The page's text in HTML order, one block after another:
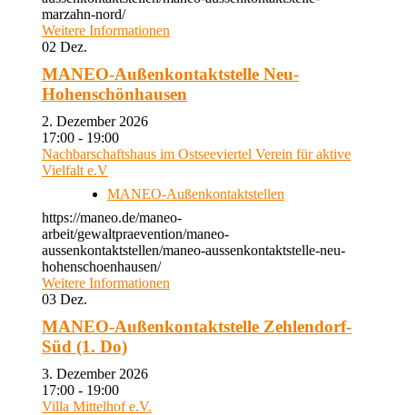
marzahn-nord/
Weitere Informationen
02 Dez.
MANEO-Außenkontaktstelle Neu-
Hohenschönhausen
2. Dezember 2026
17:00 - 19:00
Nachbarschaftshaus im Ostseeviertel Verein für aktive
Vielfalt e.V
MANEO-Außenkontaktstellen
https://maneo.de/maneo-
arbeit/gewaltpraevention/maneo-
aussenkontaktstellen/maneo-aussenkontaktstelle-neu-
hohenschoenhausen/
Weitere Informationen
03 Dez.
MANEO-Außenkontaktstelle Zehlendorf-
Süd (1. Do)
3. Dezember 2026
17:00 - 19:00
Villa Mittelhof e.V.